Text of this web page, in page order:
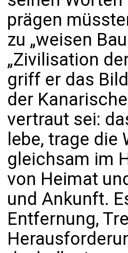
prägen
zu „weisen
„Zivilisation
griff er das
der
vertraut sei:
lebe, trage
gleichsam im
von Heimat
und Ankunft.
Entfernung,